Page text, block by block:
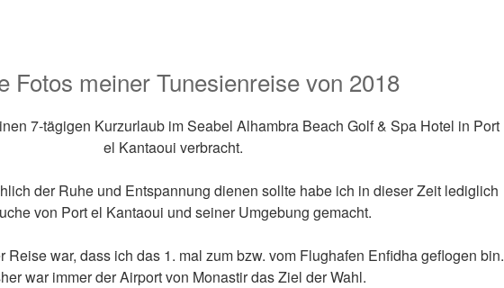
Fotos meiner Tunesienreise von 2018
7-tägigen Kurzurlaub im Seabel Alhambra Beach Golf & Spa Hotel in Port
el Kantaoui verbracht.
der Ruhe und Entspannung dienen sollte habe ich in dieser Zeit lediglich
von Port el Kantaoui und seiner Umgebung gemacht.
Reise war, dass ich das 1. mal zum bzw. vom Flughafen Enfidha geflogen bin.
war immer der Airport von Monastir das Ziel der Wahl.